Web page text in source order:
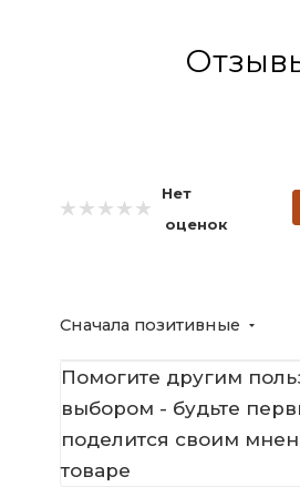
Нет
оценок
Сначала позитивные
Помогите другим
выбором - будьте
поделится своим
товаре